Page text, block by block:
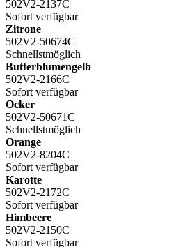
502V2-2137C
Sofort verfügbar
Zitrone
502V2-50674C
Schnellstmöglich
Butterblumengelb
502V2-2166C
Sofort verfügbar
Ocker
502V2-50671C
Schnellstmöglich
Orange
502V2-8204C
Sofort verfügbar
Karotte
502V2-2172C
Sofort verfügbar
Himbeere
502V2-2150C
Sofort verfügbar